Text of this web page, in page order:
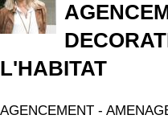
L'HABITAT
AGENCEMENT -